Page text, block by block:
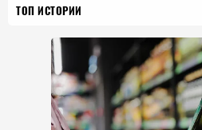
ТОП ИСТОРИИ